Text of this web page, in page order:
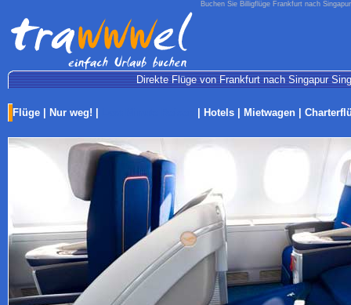
Buchen Sie Billigflüge Frankfurt nach
Direkte Flüge von Frankfurt nach Singapur
Flüge Nur weg! Hotels Mietwagen